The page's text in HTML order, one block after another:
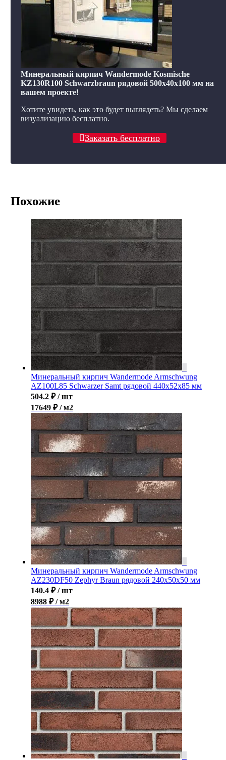
Минеральный кирпич Wandermode Kosmische
KZ130R100 Schwarzbraun рядовой 500x40x100 мм на
вашем проекте!
Хотите увидеть, как это будет выглядеть? Мы сделаем
визуализацию бесплатно.
Заказать бесплатно
Похожие
Минеральный кирпич Wandermode Armschwung
AZ100L85 Schwarzer Samt рядовой 440x52x85 мм
504.2 ₽ / шт
17649 ₽ / м2
Минеральный кирпич Wandermode Armschwung
AZ230DF50 Zephyr Braun рядовой 240x50x50 мм
140.4 ₽ / шт
8988 ₽ / м2